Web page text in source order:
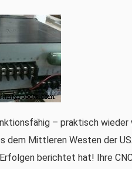
– praktisch
dem Mittleren Westen der
berichtet hat! Ihre